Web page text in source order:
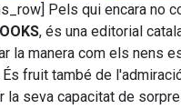
Pels qui encara no
, és una editorial
la manera com els nens
fruit també de
la seva capacitat de